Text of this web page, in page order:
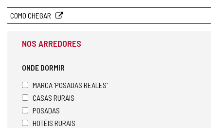
COMO CHEGAR
NOS ARREDORES
ONDE DORMIR
MARCA 'POSADAS REALES'
CASAS RURAIS
POSADAS
HOTÉIS RURAIS